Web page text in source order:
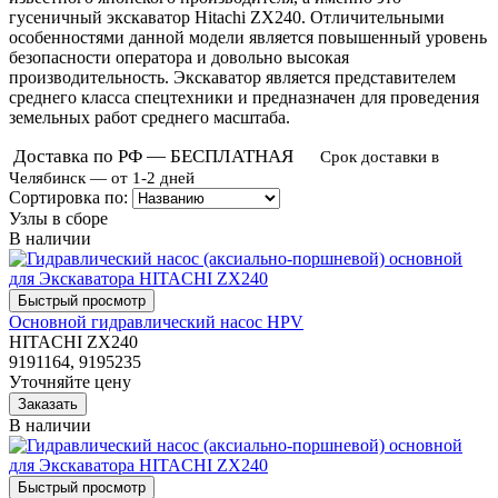
гусеничный экскаватор Hitachi ZX240. Отличительными
особенностями данной модели является повышенный уровень
безопасности оператора и довольно высокая
производительность. Экскаватор является представителем
среднего класса спецтехники и предназначен для проведения
земельных работ среднего масштаба.
Доставка по РФ — БЕСПЛАТНАЯ
Срок доставки в
Челябинск — от 1-2 дней
Сортировка по:
Узлы в сборе
В наличии
Основной гидравлический насос HPV
HITACHI ZX240
9191164, 9195235
Уточняйте цену
В наличии